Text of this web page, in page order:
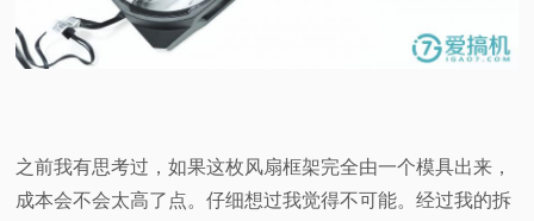
之前我有思考过，如果这枚风扇框架完全由一个模具出来，
成本会不会太高了点。仔细想过我觉得不可能。经过我的拆